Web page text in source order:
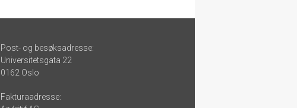
Post- og besøksadresse:
Universitetsgata 22
0162 Oslo
Fakturaadresse: